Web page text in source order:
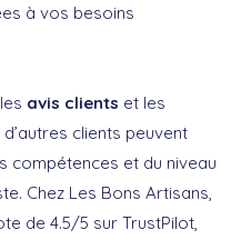
à vos besoins
avis clients et les
clients peuvent
compétences et du niveau
Chez Les Bons Artisans,
de 4.5/5 sur TrustPilot,